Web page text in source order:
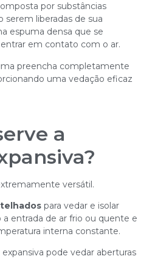
por substâncias
serem liberadas de sua
espuma densa que se
em contato com o ar.
preencha completamente
uma vedação eficaz
a
versátil.
para vedar e isolar
entrada de ar frio ou quente e
interna constante.
expansiva pode vedar aberturas